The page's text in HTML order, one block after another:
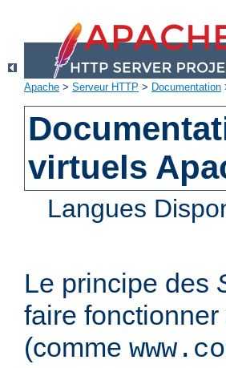
Apache > Serveur HTTP > Documentation
virtuels
Langues
Le principe des
faire
(comme